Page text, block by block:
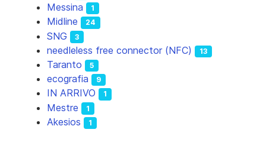
Messina 1
Midline 24
SNG 3
needleless free connector (NFC) 13
Taranto 5
ecografia 9
IN ARRIVO 1
Mestre 1
Akesios 1